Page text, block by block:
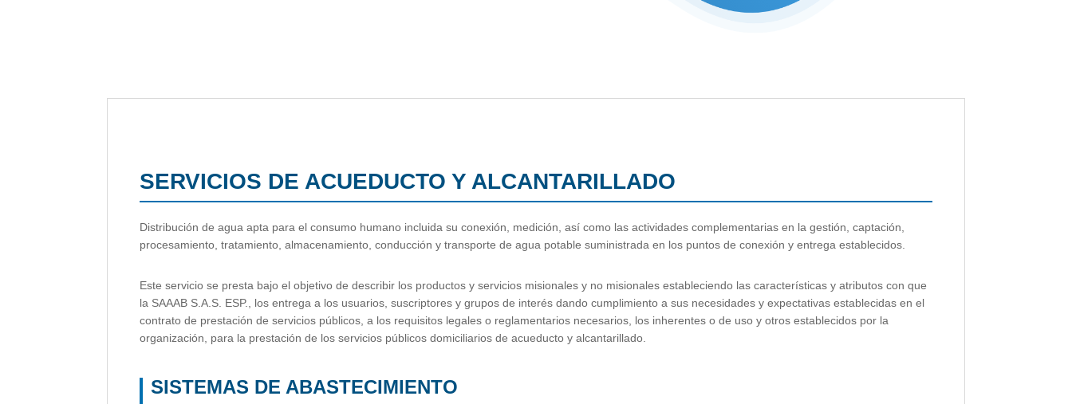
SERVICIOS DE ACUEDUCTO Y ALCANTARILLADO
Distribución de agua apta para el consumo humano incluida su conexión, medición, así como las actividades complementarias en la gestión, captación,
procesamiento, tratamiento, almacenamiento, conducción y transporte de agua potable suministrada en los puntos de conexión y entrega establecidos.
Este servicio se presta bajo el objetivo de describir los productos y servicios misionales y no misionales estableciendo las características y atributos con que
la SAAAB S.A.S. ESP., los entrega a los usuarios, suscriptores y grupos de interés dando cumplimiento a sus necesidades y expectativas establecidas en el
contrato de prestación de servicios públicos, a los requisitos legales o reglamentarios necesarios, los inherentes o de uso y otros establecidos por la
organización, para la prestación de los servicios públicos domiciliarios de acueducto y alcantarillado.
SISTEMAS DE ABASTECIMIENTO